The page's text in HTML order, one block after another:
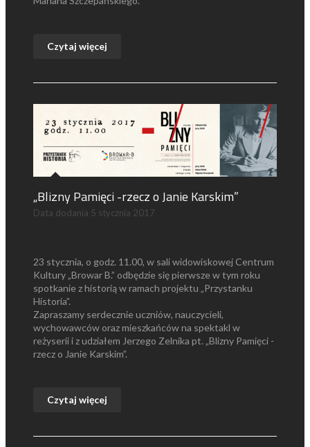
Czytaj więcej
„Blizny Pamięci -rzecz o Janie Karskim”
Data dodania 5 stycznia 2017
23 stycznia, o godz. 11.00, w sali widowiskowej Centrum
Kultury „Browar B.” odbędzie się pierwsze w tym roku
spotkanie z historią w ramach projektu „Przystanku
Historia”.
Zapraszamy serdecznie uczniów, nauczycieli,
wychowawców oraz mieszkańców na spektakl w
reżyserii i z udziałem Jerzego Zelnika pt. „Blizny Pamięci -
rzecz o Janie Karskim”.
Czytaj więcej